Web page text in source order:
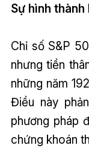
Sự hình thành
Chỉ số S&P
nhưng tiền
những năm
Điều này
phương pháp
chứng khoán